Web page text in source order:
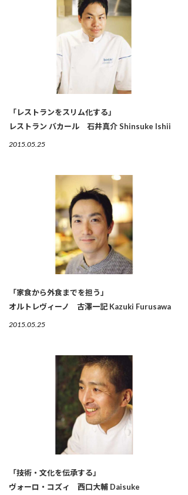
「レストランをスリム化する」
レストラン バカール 石井真介 Shinsuke Ishii
2015.05.25
「家食から外食までを担う」
オルトレヴィーノ 古澤一記 Kazuki Furusawa
2015.05.25
「技術・文化を伝承する」
ヴォーロ・コズィ 西口大輔 Daisuke